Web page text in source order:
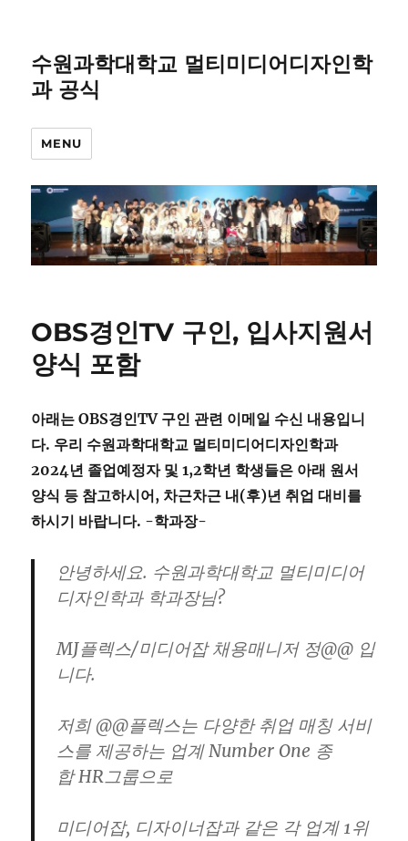
수원과학대학교 멀티미디어디자인학
과 공식
MENU
OBS경인TV 구인, 입사지원서
양식 포함
아래는 OBS경인TV 구인 관련 이메일 수신 내용입니
다. 우리 수원과학대학교 멀티미디어디자인학과
2024년 졸업예정자 및 1,2학년 학생들은 아래 원서
양식 등 참고하시어, 차근차근 내(후)년 취업 대비를
하시기 바랍니다. -학과장-
안녕하세요. 수원과학대학교 멀티미디어
디자인학과 학과장님?
MJ플렉스/미디어잡 채용매니저 정@@ 입
니다.
저희 @@플렉스는 다양한 취업 매칭 서비
스를 제공하는 업계 Number One 종
합 HR그룹으로
미디어잡, 디자이너잡과 같은 각 업계 1위